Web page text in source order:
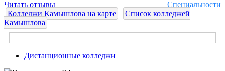
Специальности
Читать отзывы
Колледжи Камышлова на карте
Список колледжей
Камышлова
Дистанционные колледжи